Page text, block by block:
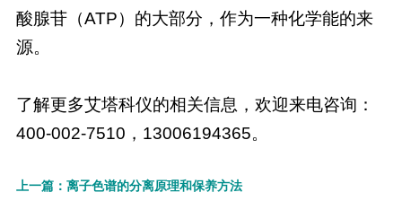
酸腺苷（ATP）的大部分，作为一种化学能的来
源。
了解更多艾塔科仪的相关信息，欢迎来电咨询：
400-002-7510，13006194365。
上一篇：离子色谱的分离原理和保养方法